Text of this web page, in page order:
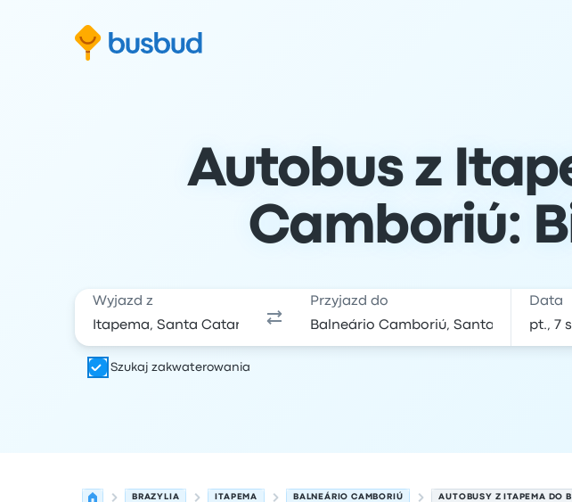
do formularza wyszukiwania
Przejdź do treści
Przejdź do stopki
Autobus z
Camboriú:
Wyjazd z Przyjazd do Data
Szukaj zakwaterowania
BRAZYLIA ITAPEMA BALNEÁRIO CAMBORIÚ AUTOBUSY Z ITAPEMA DO